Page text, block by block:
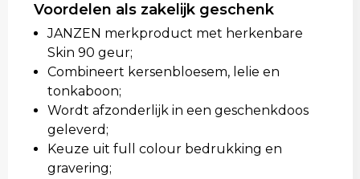
Voordelen als zakelijk geschenk
JANZEN merkproduct met herkenbare
Skin 90 geur;
Combineert kersenbloesem, lelie en
tonkaboon;
Wordt afzonderlijk in een geschenkdoos
geleverd;
Keuze uit full colour bedrukking en
gravering;